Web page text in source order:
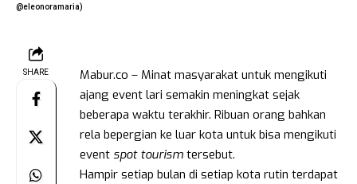
@eleonoramaria)
SHARE
Mabur.co – Minat masyarakat untuk mengikuti
ajang event lari semakin meningkat sejak
beberapa waktu terakhir. Ribuan orang bahkan
rela bepergian ke luar kota untuk bisa mengikuti
event spot tourism tersebut.
Hampir setiap bulan di setiap kota rutin terdapat